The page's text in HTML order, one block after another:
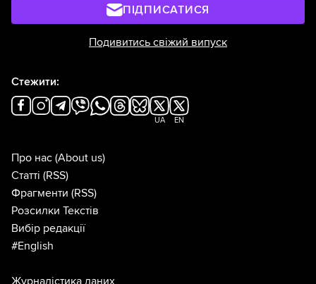
ПІДПИСАТИСЯ
Подивитись свіжий випуск
Стежити:
UA EN
Про нас (About us)
Статті (RSS)
Фрагменти (RSS)
Розсилки Текстів
Вибір редакції
#English